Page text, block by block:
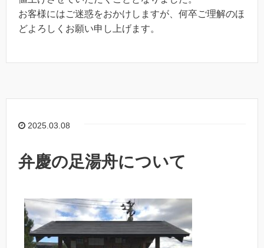
お客様にはご迷惑をおかけしますが、何卒ご理解のほ
どよろしくお願い申し上げます。
2025.03.08
弁慶の足湯舟について